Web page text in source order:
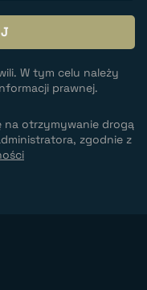
W tym celu należy
prawnej.
na otrzymywanie drogą
zgodnie z